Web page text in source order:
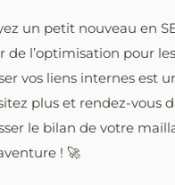
un petit nouveau en
de l’optimisation pour
vos liens internes est
plus et rendez-vous
le bilan de votre
! 🚀